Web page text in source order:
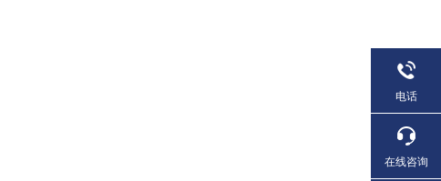
电话
在线咨询